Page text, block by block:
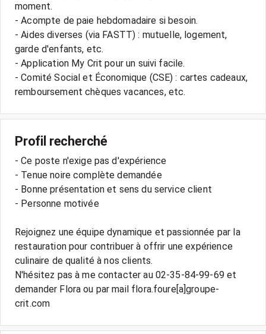
moment.
- Acompte de paie hebdomadaire si besoin.
- Aides diverses (via FASTT) : mutuelle, logement,
garde d'enfants, etc.
- Application My Crit pour un suivi facile.
- Comité Social et Économique (CSE) : cartes cadeaux,
Profil recherché
- Ce poste n'exige pas d'expérience
- Tenue noire complète demandée
- Bonne présentation et sens du service client
- Personne motivée
Rejoignez une équipe dynamique et passionnée par la
restauration pour contribuer à offrir une expérience
culinaire de qualité à nos clients.
N'hésitez pas à me contacter au 02-35-84-99-69 et
demander Flora ou par mail flora.foure[a]groupe-